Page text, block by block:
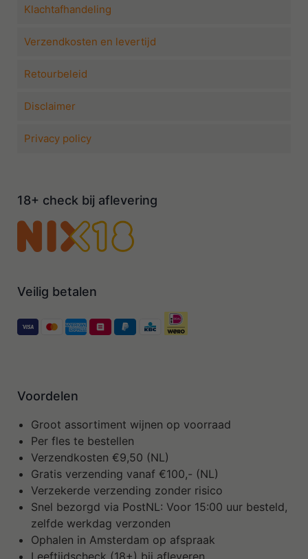
Klachtafhandeling
Verzendkosten en levertijd
Retourbeleid
Disclaimer
Privacy policy
18+ check bij aflevering
Veilig betalen
Voordelen
Groot assortiment wijnen op voorraad
Per fles te bestellen
Verzendkosten €9,50 (NL)
Gratis verzending vanaf €100,- (NL)
Verzekerde verzending zonder risico
Snel bezorgd via PostNL: Voor 15:00 uur besteld,
zelfde werkdag verzonden
Ophalen in Amsterdam op afspraak
Leeftijdscheck (18+) bij afleveren